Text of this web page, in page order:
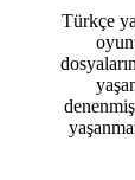
Türkçe